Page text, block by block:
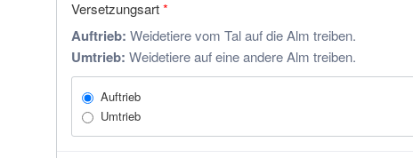
Versetzungsart*
Auftrieb: Weidetiere vom Tal auf die Alm treiben.
Umtrieb: Weidetiere auf eine andere Alm treiben.
Auftrieb
Umtrieb